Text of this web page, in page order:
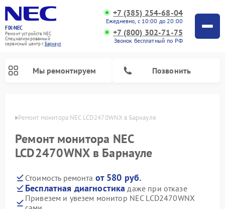
FIX-NEC
Ремонт устройств NEC
Специализированный
cервисный центр г.Барнаул
+7 (385) 254-68-04
Ежедневно, с 10:00 до 20:00
+7 (800) 302-71-75
Звонок бесплатный по РФ
Мы ремонтируем Позвонить
Ремонт монитора NEC LCD2470WNX в Барнауле
Ремонт монитора NEC
LCD2470WNX в Барнауле
Стоимость ремонта от 580 руб.
Бесплатная диагностика даже при отказе
Привезем и увезем монитор NEC LCD2470WNX